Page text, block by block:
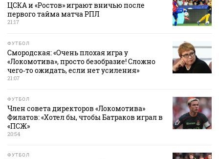
ЦСКА и «Ростов» играют вничью после
первого тайма матча РПЛ
21:17
ФУТБОЛ
Смородская: «Очень плохая игра у
«Локомотива», просто безобразие! Сложно
чего‑то ожидать, если нет усиления»
21:07
ФУТБОЛ
Член совета директоров «Локомотива»
Филатов: «Хотел бы, чтобы Батраков играл в
«ПСЖ»
20:54
ФУТБОЛ